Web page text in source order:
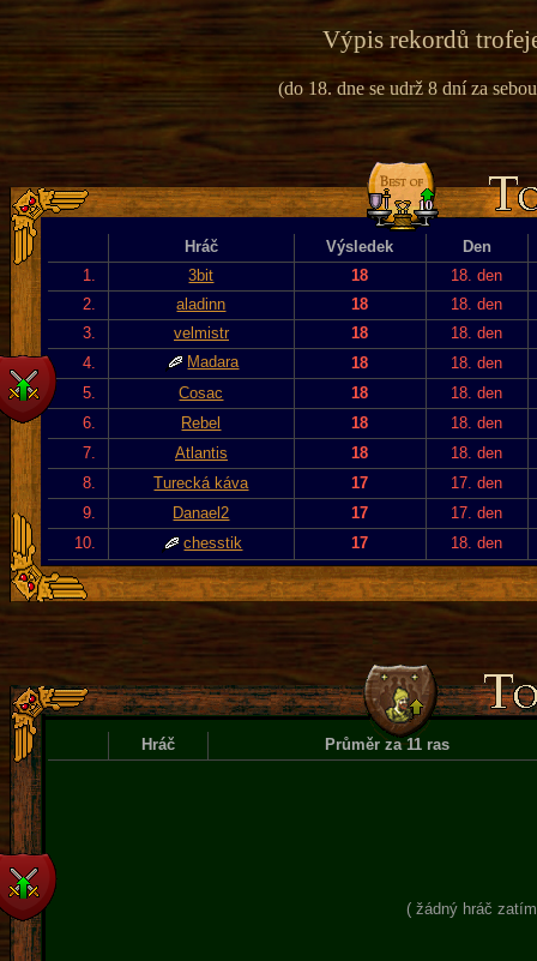
Výpis rekordů
(do 18. dne se udrž 8 dní za
Hráč Výsledek
Den
1.
3bit 18
18. den
2.
aladinn 18
18. den
3.
velmistr 18
18. den
4.
Madara 18
18. den
5.
Cosac 18
18. den
6.
Rebel 18
18. den
7.
Atlantis 18
18. den
8.
Turecká káva 17
17. den
9.
Danael2 17
17. den
10.
chesstik 17 18. den
Hráč Průměr za 11 ras
( žádný hráč